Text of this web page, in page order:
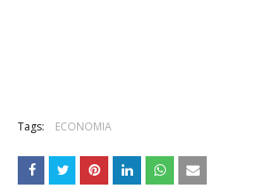
Tags: ECONOMIA